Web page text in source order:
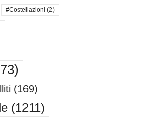
#Costellazioni (2)
(169)
(1211)